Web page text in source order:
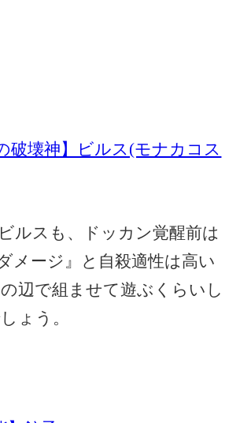
破壊神】ビルス(モナカコス
ルスも、ドッカン覚醒前は
メージ』と自殺適性は高い
辺で組ませて遊ぶくらいし
ょう。